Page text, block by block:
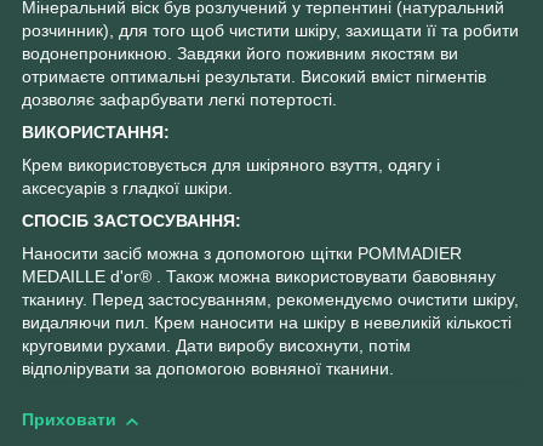
Мінеральний віск був розлучений у терпентині (натуральний
розчинник), для того щоб чистити шкіру, захищати її та робити
водонепроникною. Завдяки його поживним якостям ви
отримаєте оптимальні результати. Високий вміст пігментів
дозволяє зафарбувати легкі потертості.
ВИКОРИСТАННЯ:
Крем використовується для шкіряного взуття, одягу і
аксесуарів з гладкої шкіри.
СПОСІБ ЗАСТОСУВАННЯ:
Наносити засіб можна з допомогою щітки POMMADIER
MEDAILLE d'or® . Також можна використовувати бавовняну
тканину. Перед застосуванням, рекомендуємо очистити шкіру,
видаляючи пил. Крем наносити на шкіру в невеликій кількості
круговими рухами. Дати виробу висохнути, потім
відполірувати за допомогою вовняної тканини.
Приховати